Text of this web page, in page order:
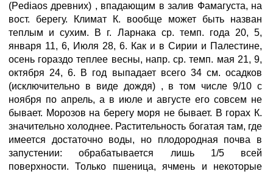
(Pediaos древних) , впадающим в залив Фамагуста, на
вост. берегу. Климат К. вообще может быть назван
теплым и сухим. В г. Ларнака ср. темп. года 20, 5,
января 11, 6, Июля 28, 6. Как и в Сирии и Палестине,
осень гораздо теплее весны, напр. ср. темп. мая 21, 9,
октября 24, 6. В год выпадает всего 34 см. осадков
(исключительно в виде дождя) , в том числе 9/10 с
ноября по апрель, а в июле и августе его совсем не
бывает. Морозов на берегу моря не бывает. В горах К.
значительно холоднее. Растительность богатая там, где
имеется достаточно воды, но плодородная почва в
запустении: обрабатывается лишь 1/5 всей
поверхности. Только пшеница, ячмень и некоторые